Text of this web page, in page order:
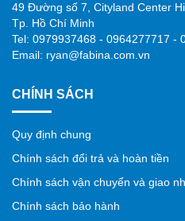
49 Đường số 7, Cityland Center
Tp. Hồ Chí Minh
Tel: 0979937468 - 0964277717 -
Email: ryan@fabina.com.vn
CHÍNH SÁCH
Quy định chung
Chính sách đổi trả và hoàn tiền
Chính sách vận chuyển và giao
Chính sách bảo hành